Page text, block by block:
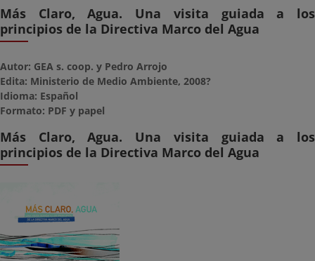
Más Claro, Agua. Una visita guiada a los
principios de la Directiva Marco del Agua
Autor: GEA s. coop. y Pedro Arrojo
Edita: Ministerio de Medio Ambiente, 2008?
Idioma: Español
Formato: PDF y papel
Más Claro, Agua. Una visita guiada a los
principios de la Directiva Marco del Agua